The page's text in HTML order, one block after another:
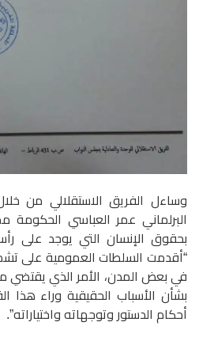
وساءل الفريق الاستقلالي من
البرلماني عمر العباسي الحكومة
بحقوق الإنسان التي يوجد على
“أقدمت السلطات العمومية على
في بعض المدن، الأمر الذي يقتضي
بشأن الأسباب الحقيقية وراء هذا
أحكام الدستور وتوجهاته واختياراته”.